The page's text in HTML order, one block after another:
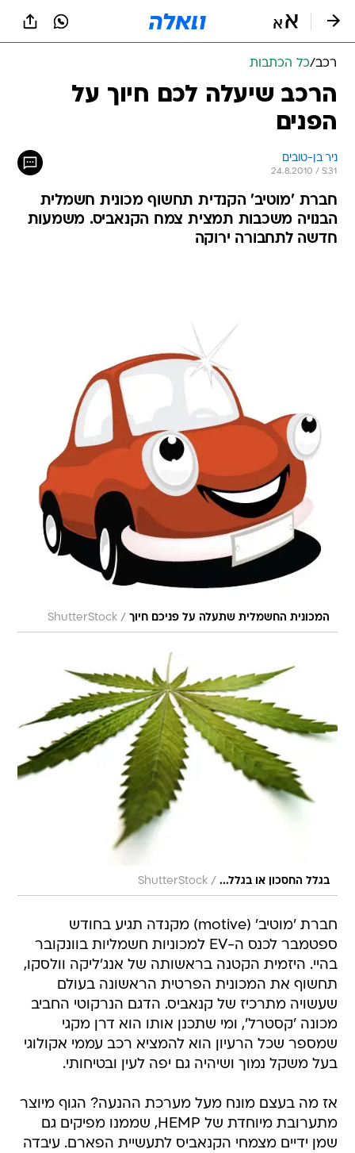
רכב/כל הכתבות
הרכב שיעלה לכם חיוך על
הפנים
ניר בן-טובים
24.8.2010 / 5:31
חברת 'מוטיב' הקנדית תחשוף מכונית חשמלית
הבנויה משכבות תמצית צמח הקנאביס. משמעות
חדשה לתחבורה ירוקה
המכונית החשמלית שתעלה על פניכם חיוך /
ShutterStock
בגלל החסכון או בגלל... /
ShutterStock
חברת 'מוטיב' (motive) מקנדה תגיע בחודש
ספטמבר לכנס ה-EV למכוניות חשמליות בוונקובר
בהיי. היזמית הקטנה בראשותה של אנג'ליקה וולסקו,
תחשוף את המכונית הפרטית הראשונה בעולם
שעשויה מתרכיז של קנאביס. הדגם הנרקוטי החביב
מכונה 'קסטרל', ומי שתכנן אותו הוא דרן מקגי
שמספר שכל הרעיון הוא להמציא רכב עממי אקולוגי
בעל משקל נמוך ושיהיה גם יפה לעין ובטיחותי.
אז מה בעצם מונח מעל מערכת ההנעה? הגוף מיוצר
מתערובת מיוחדת של HEMP, שממנו מפיקים גם
שמן ידיים מצמחי הקנאביס לתעשיית הפארם. עיבדה